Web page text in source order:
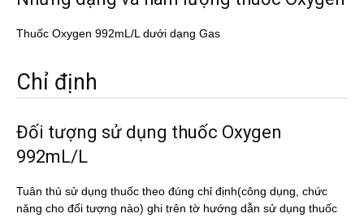
Thuốc Oxygen 992mL/L dưới dạng Gas
Chỉ định
Đối tượng sử dụng thuốc Oxygen
992mL/L
Tuân thủ sử dụng thuốc theo đúng chỉ định(công dụng, chức
năng cho đối tượng nào) ghi trên tờ hướng dẫn sử dụng thuốc